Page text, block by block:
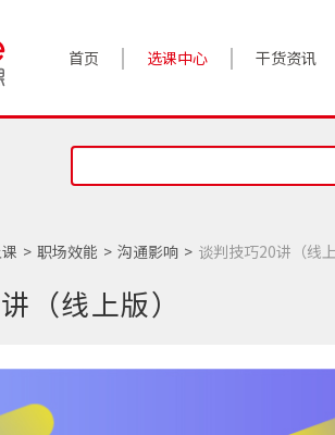
首页 选课中心 干货资讯
案例实践
对话高管
职场效能 沟通影响 谈判技巧20讲（线
（线上版）